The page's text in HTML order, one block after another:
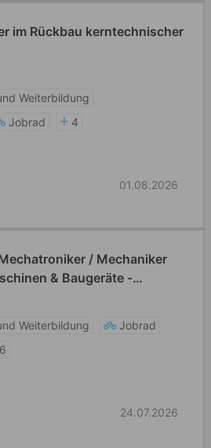
im Rückbau kerntechnischer
Weiterbildung
Jobrad
4
01.08.2026
/ Mechaniker
& Baugeräte -
Weiterbildung
Jobrad
6
24.07.2026